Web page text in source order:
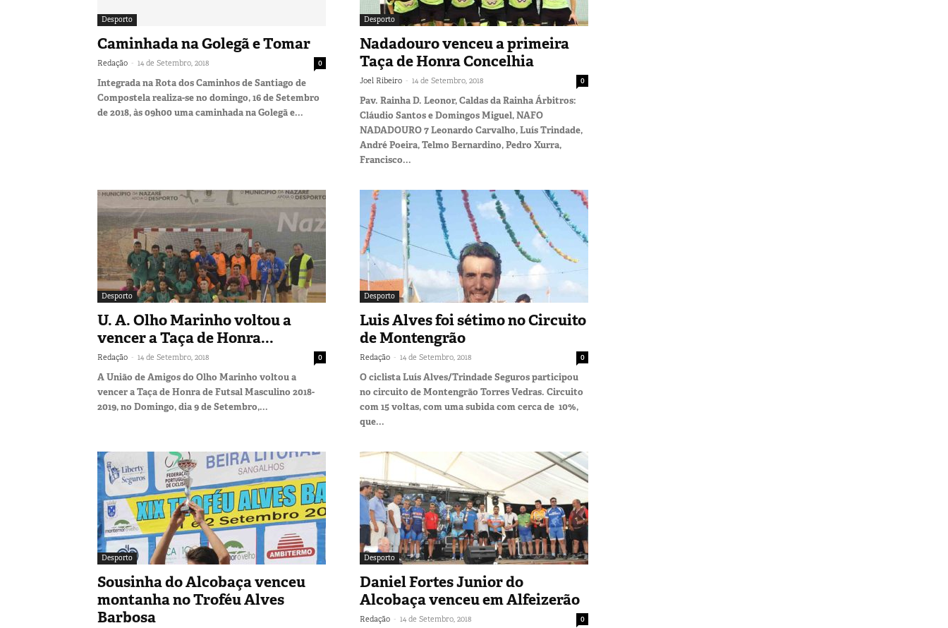
Desporto
Caminhada na Golegã e Tomar
Redação - 14 de Setembro, 2018 0
Integrada na Rota dos Caminhos de Santiago de
Compostela realiza-se no domingo, 16 de Setembro
de 2018, às 09h00 uma caminhada na Golegã e...
Desporto
Nadadouro venceu a primeira
Taça de Honra Concelhia
Joel Ribeiro - 14 de Setembro, 2018 0
Pav. Rainha D. Leonor, Caldas da Rainha Árbitros:
Cláudio Santos e Domingos Miguel, NAFO
NADADOURO 7 Leonardo Carvalho, Luís Trindade,
André Poeira, Telmo Bernardino, Pedro Xurra,
Francisco...
Desporto
U. A. Olho Marinho voltou a
vencer a Taça de Honra...
Redação - 14 de Setembro, 2018 0
A União de Amigos do Olho Marinho voltou a
vencer a Taça de Honra de Futsal Masculino 2018-
2019, no Domingo, dia 9 de Setembro,...
Desporto
Luis Alves foi sétimo no Circuito
de Montengrão
Redação - 14 de Setembro, 2018 0
O ciclista Luís Alves/Trindade Seguros participou
no circuito de Montengrão Torres Vedras. Circuito
com 15 voltas, com uma subida com cerca de 10%,
que...
Desporto
Sousinha do Alcobaça venceu
montanha no Troféu Alves
Barbosa
Desporto
Daniel Fortes Junior do
Alcobaça venceu em Alfeizerão
Redação - 14 de Setembro, 2018 0